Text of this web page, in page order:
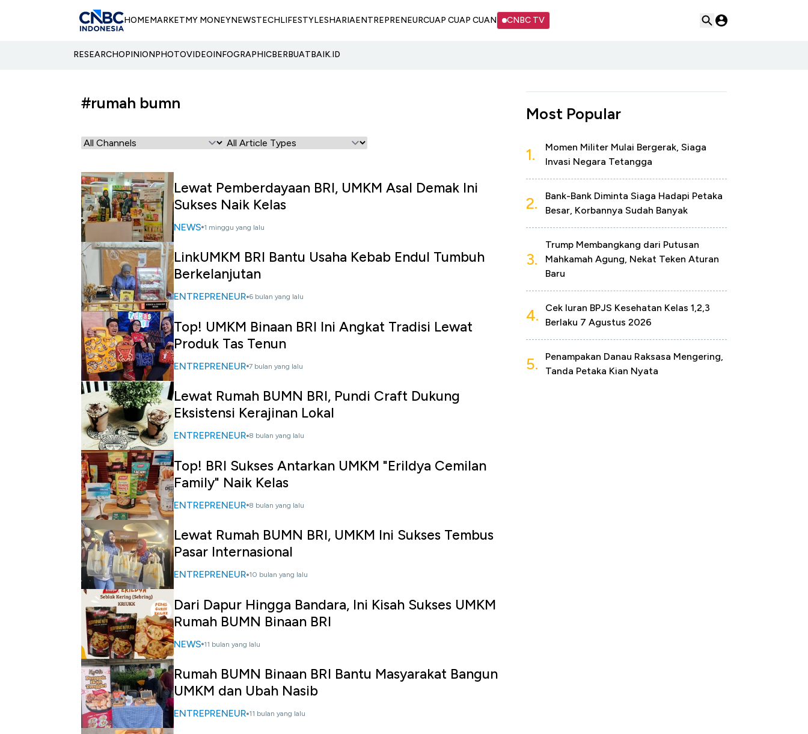
HOMEMARKETMY MONEYNEWSTECHLIFESTYLESHARIAENTREPRENEURCUAP CUAP CUAN CNBC TV
RESEARCHOPINIONPHOTOVIDEOINFOGRAPHICBERBUATBAIK.ID
#rumah bumn
Lewat Pemberdayaan BRI, UMKM Asal Demak Ini
Sukses Naik Kelas
NEWS 1 minggu yang lalu
LinkUMKM BRI Bantu Usaha Kebab Endul Tumbuh
Berkelanjutan
ENTREPRENEUR 6 bulan yang lalu
Top! UMKM Binaan BRI Ini Angkat Tradisi Lewat
Produk Tas Tenun
ENTREPRENEUR 7 bulan yang lalu
Lewat Rumah BUMN BRI, Pundi Craft Dukung
Eksistensi Kerajinan Lokal
ENTREPRENEUR 8 bulan yang lalu
Top! BRI Sukses Antarkan UMKM "Erildya Cemilan
Family" Naik Kelas
ENTREPRENEUR 8 bulan yang lalu
Lewat Rumah BUMN BRI, UMKM Ini Sukses Tembus
Pasar Internasional
ENTREPRENEUR 10 bulan yang lalu
Dari Dapur Hingga Bandara, Ini Kisah Sukses UMKM
Rumah BUMN Binaan BRI
NEWS 11 bulan yang lalu
Rumah BUMN Binaan BRI Bantu Masyarakat Bangun
UMKM dan Ubah Nasib
ENTREPRENEUR 11 bulan yang lalu
Most Popular
1.
Momen Militer Mulai Bergerak, Siaga
Invasi Negara Tetangga
2.
Bank-Bank Diminta Siaga Hadapi Petaka
Besar, Korbannya Sudah Banyak
3.
Trump Membangkang dari Putusan
Mahkamah Agung, Nekat Teken Aturan
Baru
4.
Cek Iuran BPJS Kesehatan Kelas 1,2,3
Berlaku 7 Agustus 2026
5.
Penampakan Danau Raksasa Mengering,
Tanda Petaka Kian Nyata